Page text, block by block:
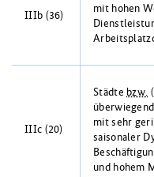
IIIb (36)
mit hohen
IIIc (20)
Städte bzw.
mit sehr
saisonaler
und hohem